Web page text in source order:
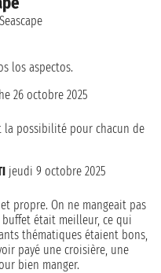
los aspectos.
26 octobre 2025
la possibilité pour chacun de
jeudi 9 octobre 2025
propre. On ne mangeait pas
était meilleur, ce qui
thématiques étaient bons,
payé une croisière, une
bien manger.